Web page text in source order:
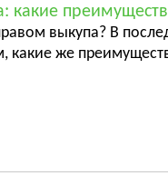
какие
выкупа? В
какие же